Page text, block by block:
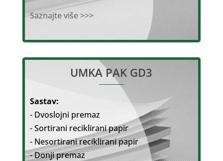
Saznajte više >>>
UMKA PAK GD3
Sastav:
- Dvoslojni premaz
- Sortirani reciklirani papir
- Nesortirani reciklirani papir
- Donji premaz